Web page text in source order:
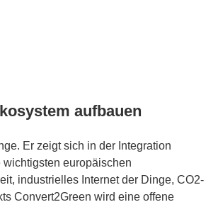
aufbauen
Er zeigt sich in der Integration
europäischen
industrielles Internet der Dinge, CO2-
Convert2Green wird eine offene